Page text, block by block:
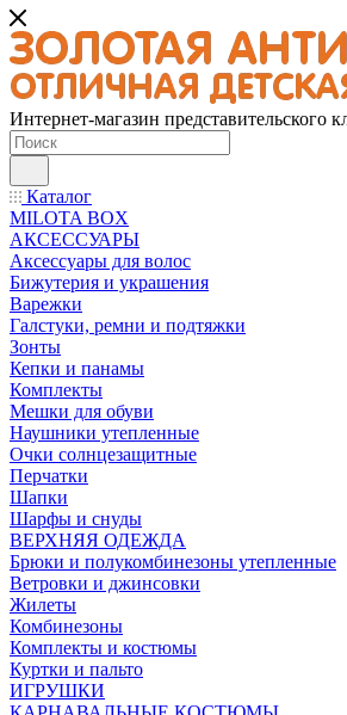
Интернет-магазин представительского
Каталог
MILOTA BOX
АКСЕССУАРЫ
Аксессуары для волос
Бижутерия и украшения
Варежки
Галстуки, ремни и подтяжки
Зонты
Кепки и панамы
Комплекты
Мешки для обуви
Наушники утепленные
Очки солнцезащитные
Перчатки
Шапки
Шарфы и снуды
ВЕРХНЯЯ ОДЕЖДА
Брюки и полукомбинезоны утепленные
Ветровки и джинсовки
Жилеты
Комбинезоны
Комплекты и костюмы
Куртки и пальто
ИГРУШКИ